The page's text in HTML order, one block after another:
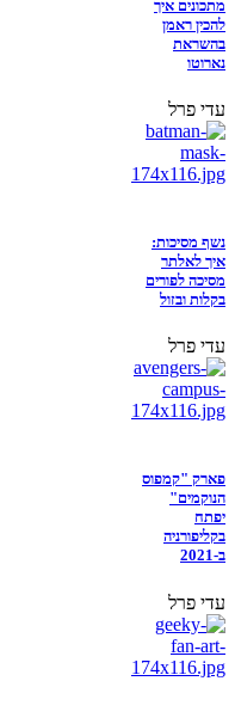
מתכונים איך
להכין ראמן
בהשראת
נארוטו
עדי פרל
נשף מסיכות:
איך לאלתר
מסיכה לפורים
בקלות ובזול
עדי פרל
פארק "קמפוס
הנוקמים"
יפתח
בקליפורניה
ב-2021
עדי פרל